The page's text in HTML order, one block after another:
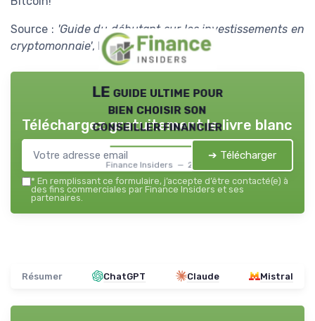
Source : 'Guide du débutant sur les investissements en
cryptomonnaie', Investopedia
LE guide ultime pour
bien choisir son
conseiller financier
Finance Insiders — 2026
Téléchargez gratuitement le livre blanc
➔ Télécharger
* En remplissant ce formulaire, j’accepte d’être contacté(e) à
des fins commerciales par Finance Insiders et ses
partenaires.
Résumer ChatGPT Claude Mistral